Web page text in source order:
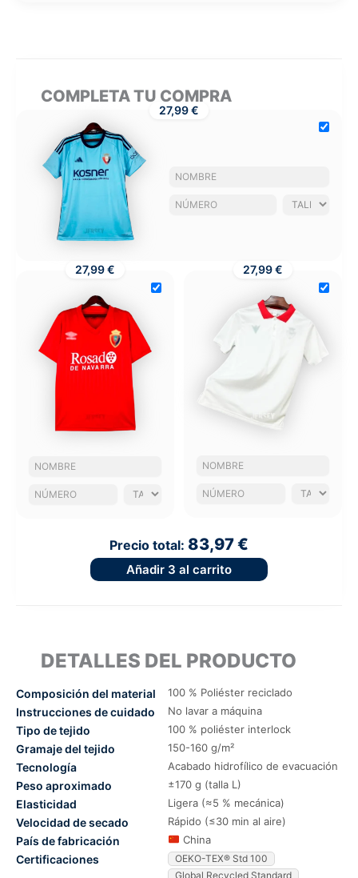
COMPLETA TU COMPRA
27,99 €
27,99 € 27,99 €
Precio total: 83,97 €
Añadir 3 al carrito
DETALLES DEL PRODUCTO
Composición del material 100 % Poliéster reciclado
Instrucciones de cuidado No lavar a máquina
Tipo de tejido 100 % poliéster interlock
Gramaje del tejido 150-160 g/m²
Tecnología Acabado hidrofílico de evacuación
Peso aproximado ±170 g (talla L)
Elasticidad Ligera (≈5 % mecánica)
Velocidad de secado Rápido (≤30 min al aire)
País de fabricación China
Certificaciones
OEKO-TEX® Std 100
Global Recycled Standard